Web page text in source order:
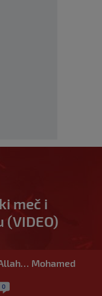
meč i
Mohamed
0